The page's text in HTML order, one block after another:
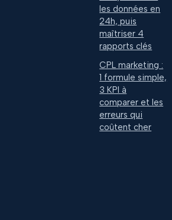
les données en
24h, puis
maîtriser 4
rapports clés
CPL marketing :
1 formule simple,
3 KPI à
comparer et les
erreurs qui
coûtent cher